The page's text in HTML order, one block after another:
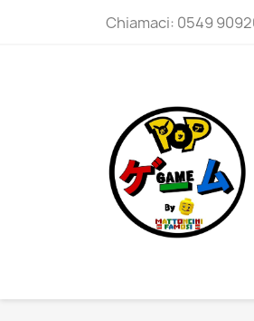
Chiamaci: 0549